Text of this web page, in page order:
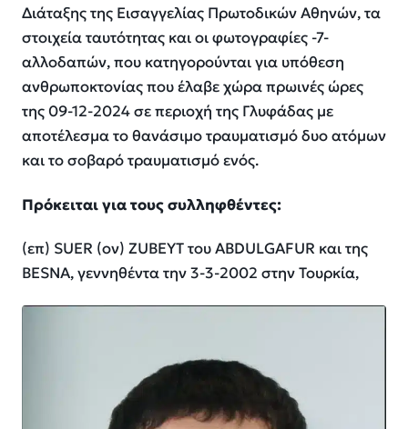
Διάταξης της Εισαγγελίας Πρωτοδικών Αθηνών, τα
στοιχεία ταυτότητας και οι φωτογραφίες -7-
αλλοδαπών, που κατηγορούνται για υπόθεση
ανθρωποκτονίας που έλαβε χώρα πρωινές ώρες
της 09-12-2024 σε περιοχή της Γλυφάδας με
αποτέλεσμα το θανάσιμο τραυματισμό δυο ατόμων
και το σοβαρό τραυματισμό ενός.
Πρόκειται για τους συλληφθέντες:
(επ) SUER (ον) ZUBEYT του ABDULGAFUR και της
BESNA, γεννηθέντα την 3-3-2002 στην Τουρκία,